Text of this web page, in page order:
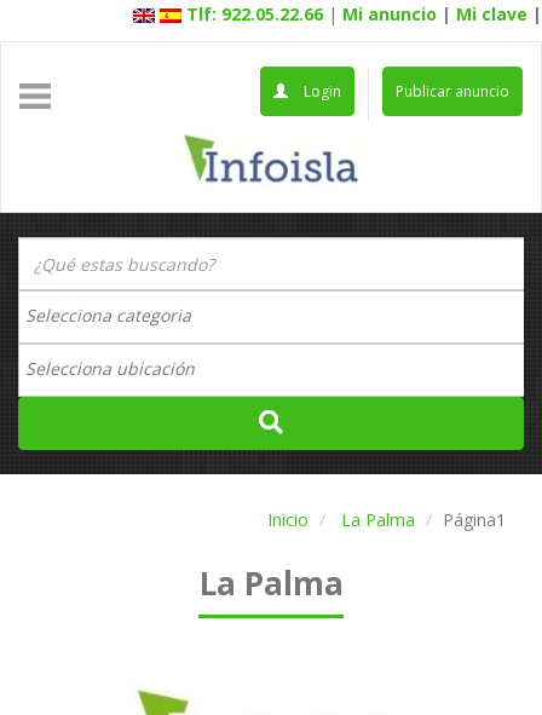
Tlf: 922.05.22.66 | Mi anuncio | Mi clave |
Publicar anuncio
Login
Inicio La Palma Página1
La Palma